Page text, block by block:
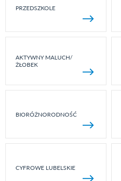
PRZEDSZKOLE
AKTYWNY MALUCH/
ŻŁOBEK
BIORÓŻNORODNOŚĆ
CYFROWE LUBELSKIE